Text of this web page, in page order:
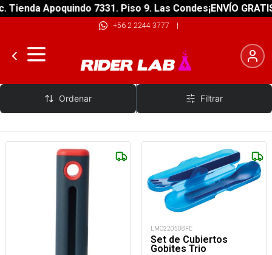
Apoquindo 7331. Piso 9. Las Condes¡ENVÍO GRATIS!
+56 2 2244 3777 |
Humangear
Ordenar Filtrar
LMO220508FE
Set de Cubiertos
Gobites Trio